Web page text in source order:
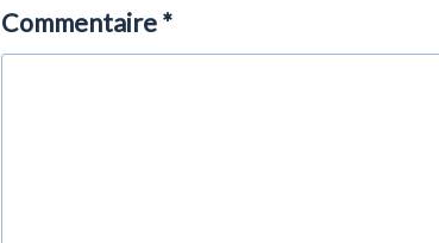
Commentaire*